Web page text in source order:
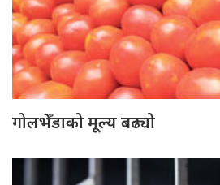
गोलभेँडाको मूल्य बढ्यो